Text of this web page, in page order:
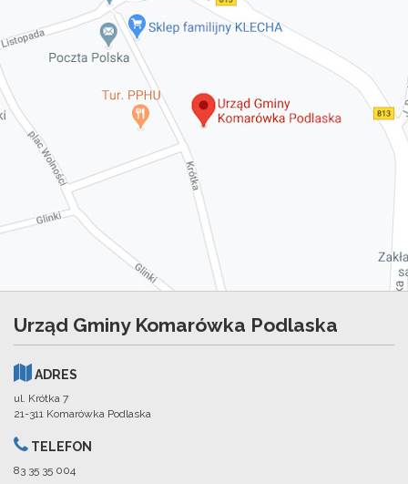
Urząd Gminy Komarówka Podlaska
ADRES
ul. Krótka 7
21-311 Komarówka Podlaska
TELEFON
83 35 35 004